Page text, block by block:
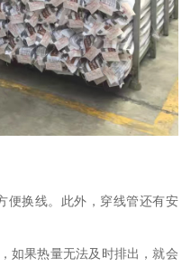
便换线。此外，穿线管还有安
如果热量无法及时排出，就会